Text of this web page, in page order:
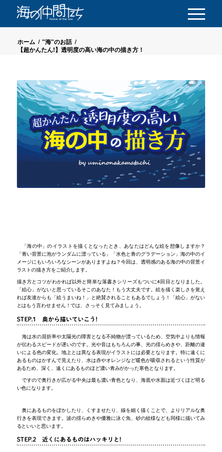
ホーム / "海"のお話 /
【超かんたん!】透明度の高い海の中の描き方！
「海の中」のイラストを描くとなったとき、あなたはどんな絵を想像しますか？
「青い背景に泡がランダムに漂っている」「水色と青のグラデーション」海の中のイ
メージにもいろいろなシーンがありますよね？今回は、透明感のある海の中の背景イ
ラストの描き方をご紹介します。
描き方とコツがわかれば以外と簡単な落書きシリーズもついに4回目となりました。
「絵心」がないと思っているそこのあなた！もう大丈夫です。絵を描く楽しさを覚え
れば友達からも「絵うまいね！」と絶賛されることもあるでしょう！「絵心」がない
とはもう言わせません！では、さっそく見てみましょう。
STEP.1 奥から描いていこう!
海は水の屈折率や太陽光の障害となる不純物が漂っているため、空気中よりも情報
が伝わるスピードが遅いのです。光や音はもちろんの事、光の揺らめきや、距離の違
いによる色の変化。地上とは異なる表現がイラストには必要となります。特に遠くに
あるものはかすんで見えたり、水は赤やオレンジなど暖色が吸収されるという性質が
あるため、深く、遠くにあるものほど濃い青みがかった寒色となります。
ですので奥行きが広がる中央は最も濃い青色となり、海底や水面は近づくほど明る
い色になります。
奥にあるものをぼかしたり、くすませたり、線を細く描くことで、よりリアルな奥
行きを表現できます。波の揺らめきや優雅に泳ぐ魚、砂の紋様なども同様に描いてみ
るといいと思います。
STEP.2 近くにあるものはハッキリと!